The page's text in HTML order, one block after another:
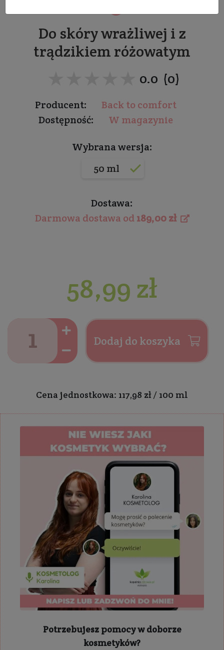
Do skóry wrażliwej i z
trądzikiem różowatym
0.0 (0)
Producent:
Back to comfort
Dostępność:
W magazynie
Wybrana wersja:
50 ml
Dostawa:
Darmowa dostawa od189,00 zł
58,99 zł
Dodaj do koszyka
Cena jednostkowa: 117,98 zł / 100 ml
Potrzebujesz pomocy w doborze
kosmetyków?